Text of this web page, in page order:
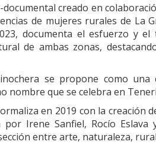
documental creado en
de mujeres rurales de La
documenta el esfuerzo y
de ambas zonas,
se propone como una
nombre que se celebra en
en 2019 con la creación
Irene Sanfiel, Rocío Eslava
entre arte, naturaleza,